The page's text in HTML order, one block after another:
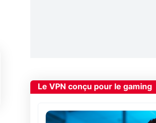
Le VPN conçu pour le gaming